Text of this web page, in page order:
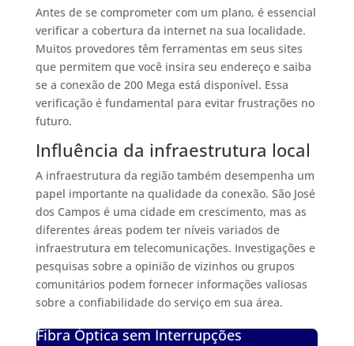
Antes de se comprometer com um plano, é essencial
verificar a cobertura da internet na sua localidade.
Muitos provedores têm ferramentas em seus sites
que permitem que você insira seu endereço e saiba
se a conexão de 200 Mega está disponível. Essa
verificação é fundamental para evitar frustrações no
futuro.
Influência da infraestrutura local
A infraestrutura da região também desempenha um
papel importante na qualidade da conexão. São José
dos Campos é uma cidade em crescimento, mas as
diferentes áreas podem ter níveis variados de
infraestrutura em telecomunicações. Investigações e
pesquisas sobre a opinião de vizinhos ou grupos
comunitários podem fornecer informações valiosas
sobre a confiabilidade do serviço em sua área.
Fibra Óptica sem Interrupções